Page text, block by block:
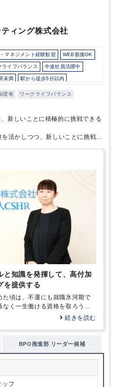
できるように、他の監査法人に
仕事に従事する方が多く、様々
ります。クライアントの様々な
集団」です。上場支援業務に興
められる監査を身に着けたい」
ョナリティーを高め、仕事にや
たい監査法人です。
ィング株式会社
マネジメント経験歓迎 WEB面接OK
ライフバランス 中途社員活躍中
未満 駅から徒歩5分以内
４～準大手）
度有
ワークライフバランス
新しいことに積極的に挑戦できる
活かしつつ、新しいことに挑戦し
と知識を発揮して、高付加
を提供する
た頃は、不運にも就職氷河期で
なく一生働ける資格を取ろうと
に着目したのです。大学のキャ
いほうに挑戦すべきだと…
続きを読む
BPO推進部 リーダー候補
ッフ